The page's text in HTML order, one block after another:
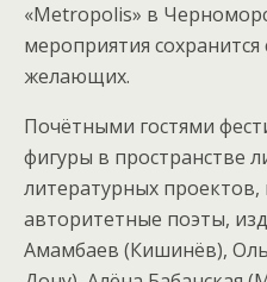
«Metropolis» в
мероприятия
желающих.
Почётными гостями
фигуры в пространстве
литературных проектов,
авторитетные поэты,
Амамбаев (Кишинёв),